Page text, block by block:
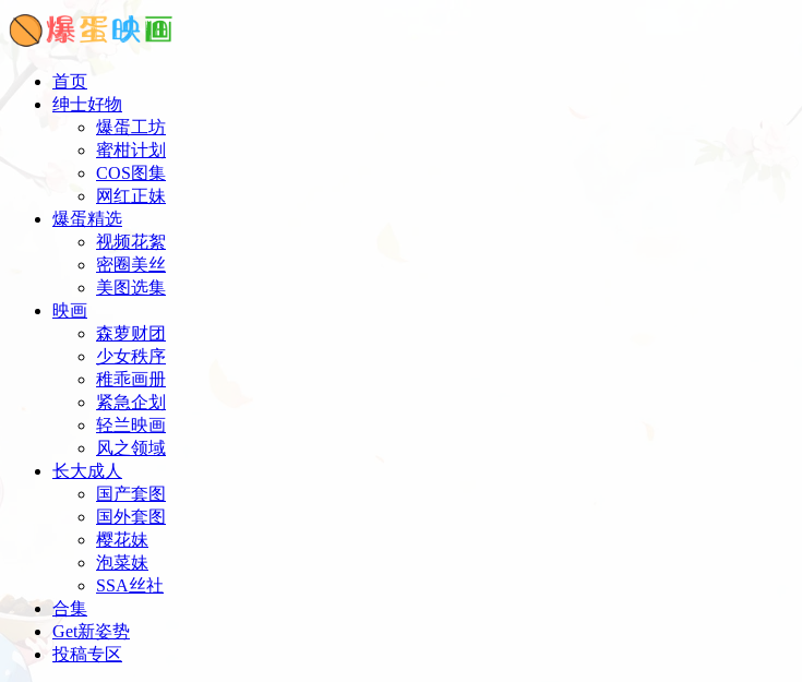
首页
绅士好物
爆蛋工坊
蜜柑计划
COS图集
网红正妹
爆蛋精选
视频花絮
密圈美丝
美图选集
映画
森萝财团
少女秩序
稚乖画册
紧急企划
轻兰映画
风之领域
长大成人
国产套图
国外套图
樱花妹
泡菜妹
SSA丝社
合集
Get新姿势
投稿专区